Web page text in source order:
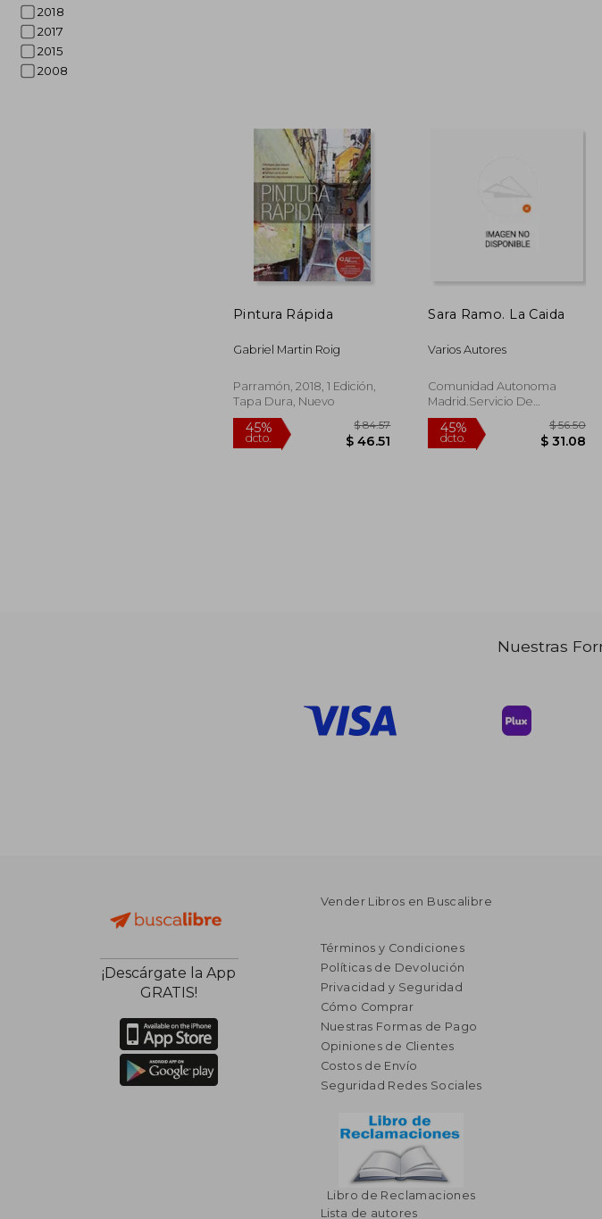
2018
2017
2015
2008
45%
dcto.
Pintura Rápida
Gabriel Martin Roig
Parramón, 2018, 1 Edición,
Tapa Dura, Nuevo
$ 46.51
Sara Ramo. La Caida
Varios Autores
Comunidad Autonoma
Madrid.Servicio De
Documentacion Y Public,
Tapa Dura, Nuevo
dcto.
Nuestras
¡Descárgate la App
GRATIS!
Vender Libros en Buscalibre
Términos y Condiciones
Políticas de Devolución
Privacidad y Seguridad
Cómo Comprar
Nuestras Formas de Pago
Opiniones de Clientes
Costos de Envío
Seguridad Redes Sociales
Libro de Reclamaciones
Lista de autores